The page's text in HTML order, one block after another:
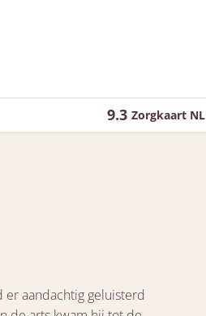
9.3 Zorgkaart NL
er aandachtig geluisterd